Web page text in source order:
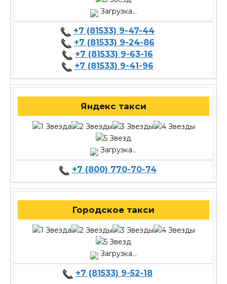
Загрузка...
+7 (81533) 9-47-44
+7 (81533) 9-24-86
+7 (81533) 9-63-16
+7 (81533) 9-41-96
Яндекс такси
Загрузка...
+7 (800) 770-70-74
Городское такси
Загрузка...
+7 (81533) 9-52-18